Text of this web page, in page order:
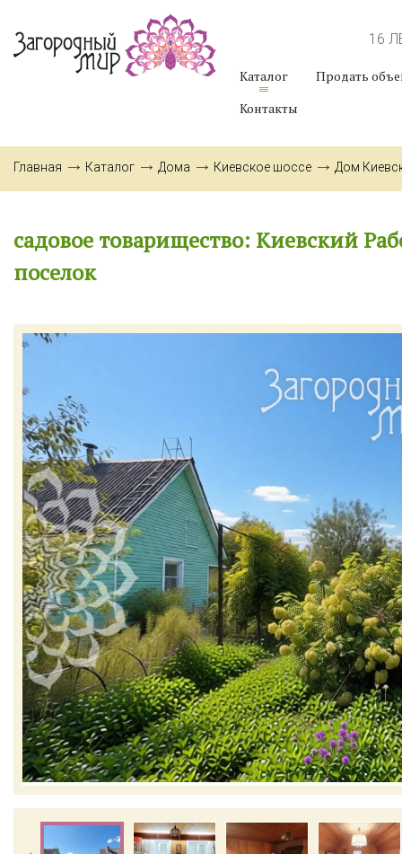
16
Каталог
Продать
Контакты
Главная Каталог Дома Киевское шоссе Дом
садовое товарищество: Киевский
поселок